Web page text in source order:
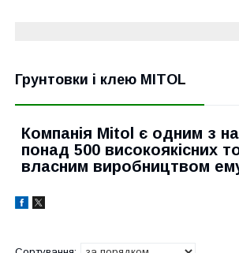
Грунтовки і клею MITOL
Компанія Mitol є одним з
понад 500 високоякісних
власним виробництвом